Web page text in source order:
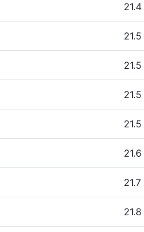
21.4
21.5
21.5
21.5
21.5
21.6
21.7
21.8